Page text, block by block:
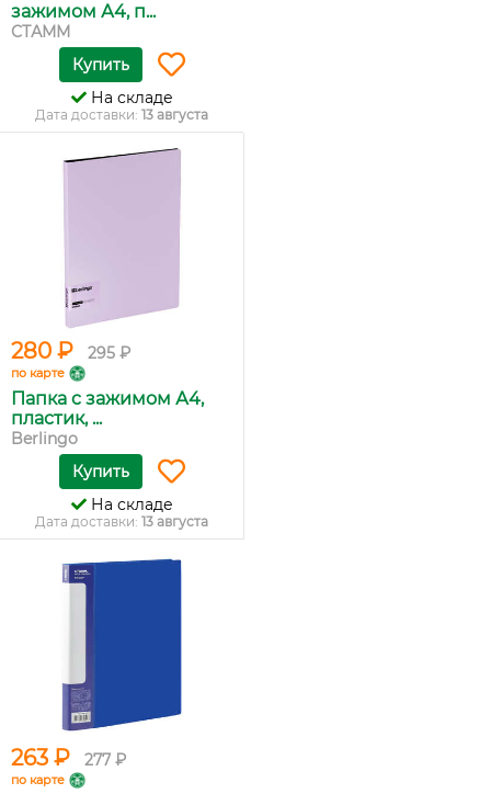
зажимом А4, п...
СТАММ
Купить
На складе
Дата доставки: 13 августа
280 ₽ 295 ₽
по карте
Папка c зажимом А4,
пластик, ...
Berlingo
Купить
На складе
Дата доставки: 13 августа
263 ₽ 277 ₽
по карте